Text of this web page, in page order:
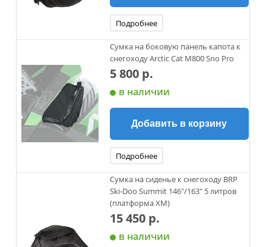
Подробнее
Сумка на боковую панель капота к
снегоходу Arctic Cat M800 Sno Pro
5 800 р.
в наличии
Добавить в корзину
Подробнее
Сумка на сиденье к снегоходу BRP
Ski-Doo Summit 146"/163" 5 литров
(платформа XM)
15 450 р.
в наличии